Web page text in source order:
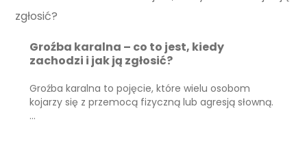
Groźba karalna – co to jest, kiedy
zachodzi i jak ją zgłosić?
Groźba karalna to pojęcie, które wielu osobom
kojarzy się z przemocą fizyczną lub agresją słowną.
…